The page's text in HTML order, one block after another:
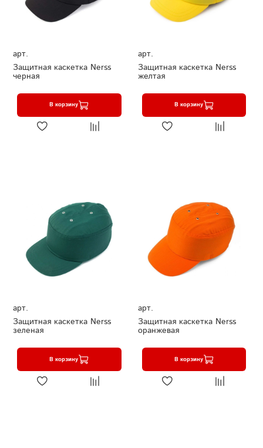
арт.
Защитная каскетка Nerss
черная
В корзину
арт.
Защитная каскетка Nerss
желтая
В корзину
арт.
Защитная каскетка Nerss
зеленая
В корзину
арт.
Защитная каскетка Nerss
оранжевая
В корзину